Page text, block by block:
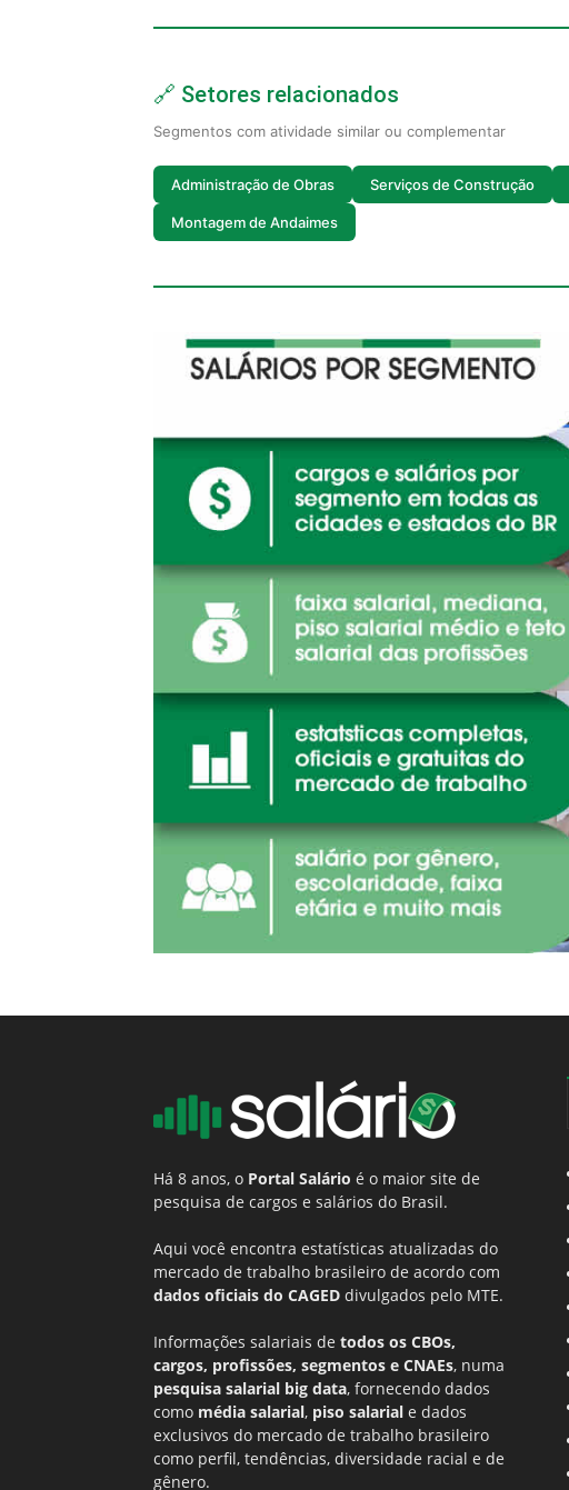
🔗 Setores relacionados
Segmentos com atividade similar ou complementar
Administração de Obras Serviços de Construção
Montagem de Andaimes
Há 8 anos, o Portal Salário é o maior site de
pesquisa de cargos e salários do Brasil.
Aqui você encontra estatísticas atualizadas do
mercado de trabalho brasileiro de acordo com
dados oficiais do CAGED divulgados pelo MTE.
Informações salariais de todos os CBOs,
cargos, profissões, segmentos e CNAEs, numa
pesquisa salarial big data, fornecendo dados
como média salarial, piso salarial e dados
exclusivos do mercado de trabalho brasileiro
como perfil, tendências, diversidade racial e de
gênero.